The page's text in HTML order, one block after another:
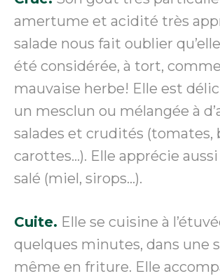
amertume et acidité très
salade nous fait oublier
été considérée, à tort,
mauvaise herbe! Elle est
un mesclun ou mélangée à
salades et crudités (tomates,
carottes…). Elle apprécie
salé (miel, sirops…).
Cuite. Elle se cuisine à
quelques minutes, dans une
même en friture. Elle